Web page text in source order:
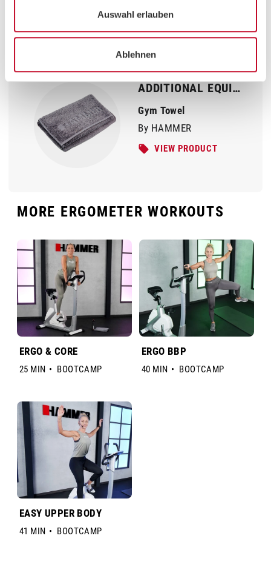
Auswahl erlauben
Ablehnen
ADDITIONAL EQUIPMENT
Gym Towel
By HAMMER
VIEW PRODUCT
MORE ERGOMETER WORKOUTS
ERGO & CORE
25 MIN • BOOTCAMP
ERGO BBP
40 MIN • BOOTCAMP
EASY UPPER BODY
41 MIN • BOOTCAMP